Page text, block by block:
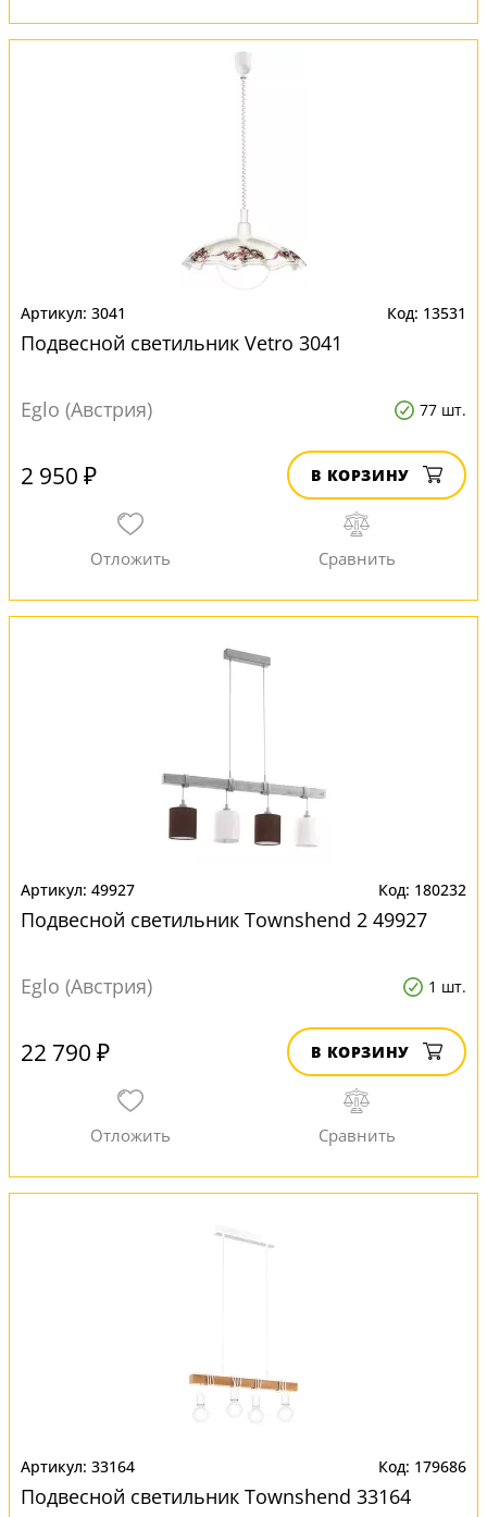
3041 13531
Подвесной светильник Vetro 3041
Eglo (Австрия) 77 шт.
2 950 ₽ В КОРЗИНУ
49927 180232
Подвесной светильник Townshend 2 49927
Eglo (Австрия) 1 шт.
22 790 ₽ В КОРЗИНУ
33164 179686
Подвесной светильник Townshend 33164